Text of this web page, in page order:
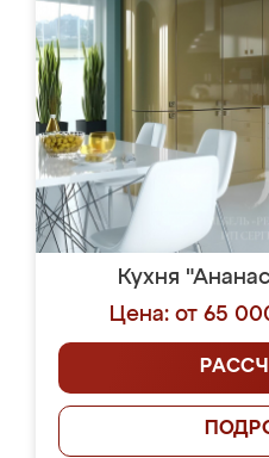
Кухня
Цена: от 65